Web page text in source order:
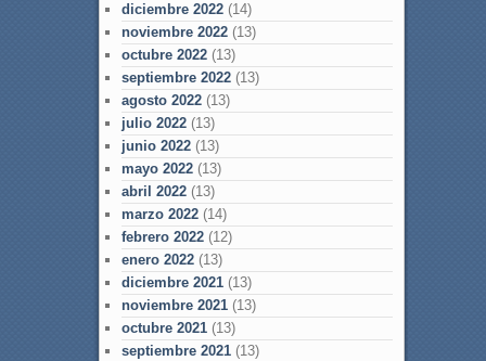
diciembre 2022(14)
noviembre 2022(13)
octubre 2022(13)
septiembre 2022(13)
agosto 2022(13)
julio 2022(13)
junio 2022(13)
mayo 2022(13)
abril 2022(13)
marzo 2022(14)
febrero 2022(12)
enero 2022(13)
diciembre 2021(13)
noviembre 2021(13)
octubre 2021(13)
septiembre 2021(13)